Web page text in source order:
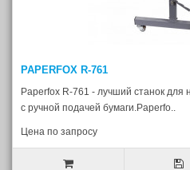
PAPERFOX R-761
Paperfox R-761 - лучший станок для
с ручной подачей бумаги.Paperfo..
Цена по запросу